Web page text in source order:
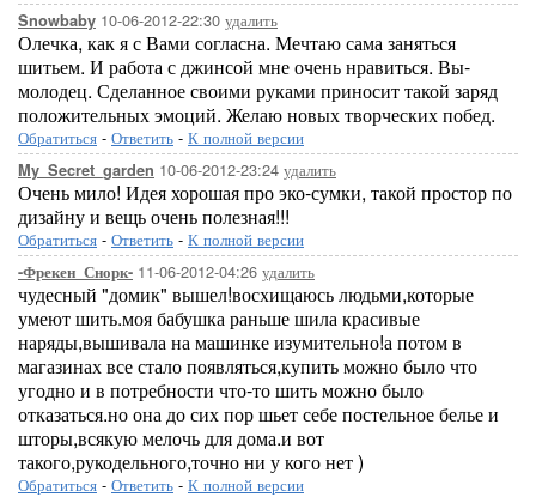
Snowbaby 10-06-2012-22:30 удалить
Олечка, как я с Вами согласна. Мечтаю сама заняться
шитьем. И работа с джинсой мне очень нравиться. Вы-
молодец. Сделанное своими руками приносит такой заряд
положительных эмоций. Желаю новых творческих побед.
Обратиться - Ответить - К полной версии
My_Secret_garden 10-06-2012-23:24 удалить
Очень мило! Идея хорошая про эко-сумки, такой простор по
дизайну и вещь очень полезная!!!
Обратиться - Ответить - К полной версии
-Фрекен_Снорк- 11-06-2012-04:26 удалить
чудесный "домик" вышел!восхищаюсь людьми,которые
умеют шить.моя бабушка раньше шила красивые
наряды,вышивала на машинке изумительно!а потом в
магазинах все стало появляться,купить можно было что
угодно и в потребности что-то шить можно было
отказаться.но она до сих пор шьет себе постельное белье и
шторы,всякую мелочь для дома.и вот
такого,рукодельного,точно ни у кого нет )
Обратиться - Ответить - К полной версии